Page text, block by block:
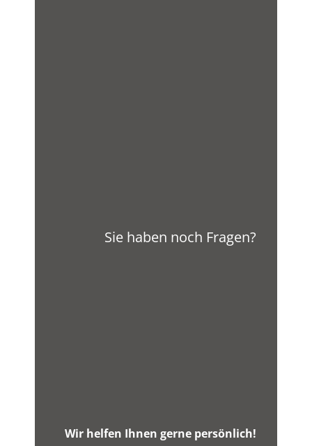
Sie haben noch Fragen?
Wir helfen Ihnen gerne persönlich!